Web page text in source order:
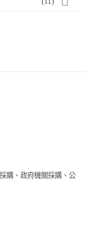
購、政府機關採購、公